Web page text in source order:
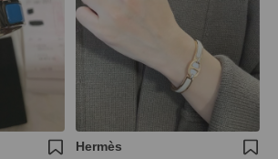
Hermès